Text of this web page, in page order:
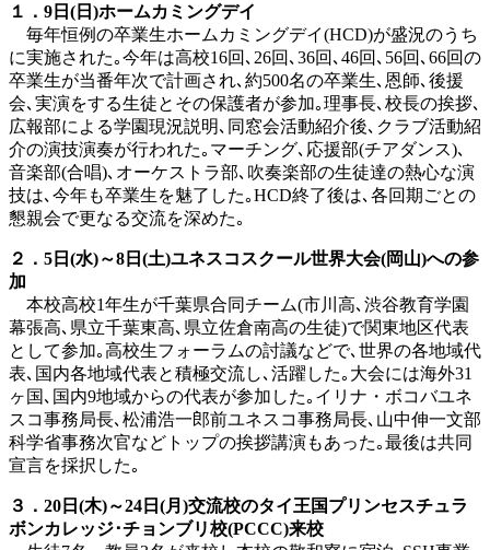
１．9 日 ( 日 )ホームカミングデイ
毎年恒例の卒業生ホームカミングデイ(HCD)が盛況のうち
に実施された｡今年は高校16回､26回､36回､46回､56回､66回の
卒業生が当番年次で計画され､約500名の卒業生､恩師､後援
会､実演をする生徒とその保護者が参加｡理事長､校長の挨拶､
広報部による学園現況説明､同窓会活動紹介後､クラブ活動紹
介の演技演奏が行われた｡マーチング､応援部(チアダンス)､
音楽部(合唱)､オーケストラ部､吹奏楽部の生徒達の熱心な演
技は､今年も卒業生を魅了した｡HCD終了後は､各回期ごとの
懇親会で更なる交流を深めた｡
２．5 日 (水)～8 日 (土)ユネスコスクール世界大会(岡山)への参
加
本校高校1年生が千葉県合同チーム(市川高､渋谷教育学園
幕張高､県立千葉東高､県立佐倉南高の生徒)で関東地区代表
として参加｡高校生フォーラムの討議などで､世界の各地域代
表､国内各地域代表と積極交流し､活躍した｡大会には海外31
ヶ国､国内9地域からの代表が参加した｡イリナ・ボコバユネ
スコ事務局長､松浦浩一郎前ユネスコ事務局長､山中伸一文部
科学省事務次官などトップの挨拶講演もあった｡最後は共同
宣言を採択した｡
３．20 日 (木)～24 日 (月 )交流校のタイ王国プリンセスチュラ
ボンカレッジ･チョンブリ校(PCCC)来校